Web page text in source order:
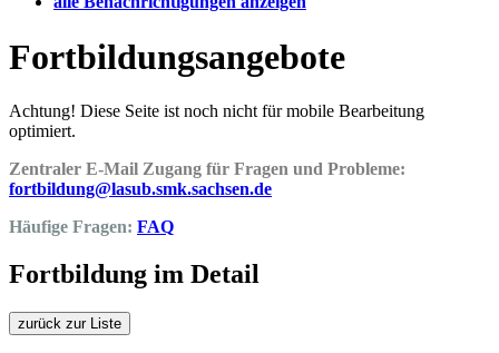
Fortbildungsangebote
Achtung! Diese Seite ist noch nicht für mobile Bearbeitung
optimiert.
Zentraler E-Mail Zugang für Fragen und Probleme:
fortbildung@lasub.smk.sachsen.de
Häufige Fragen: FAQ
Fortbildung im Detail
zurück zur Liste